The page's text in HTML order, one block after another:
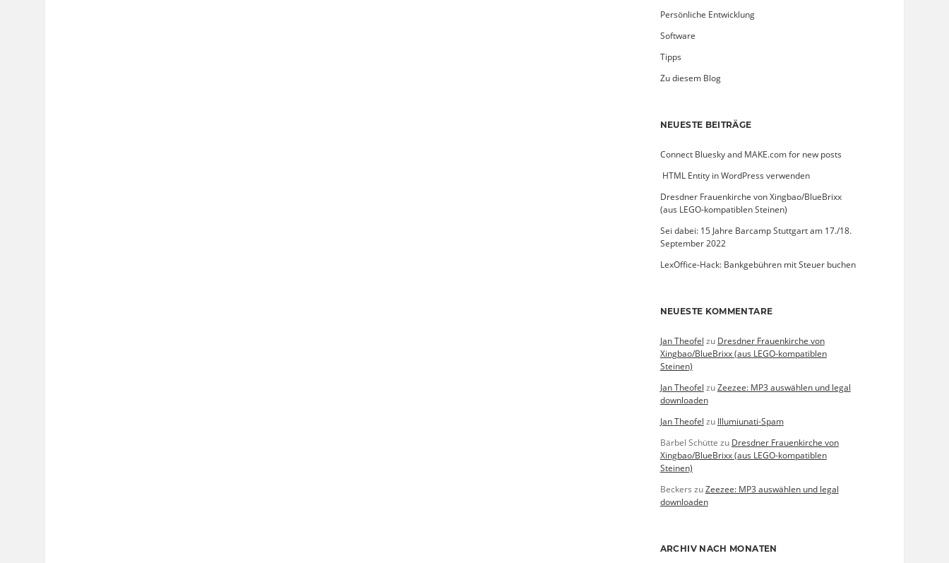
Persönliche Entwicklung
Software
Tipps
Zu diesem Blog
NEUESTE BEITRÄGE
Connect Bluesky and MAKE.com for new posts
­ HTML Entity in WordPress verwenden
Dresdner Frauenkirche von Xingbao/BlueBrixx
(aus LEGO-kompatiblen Steinen)
Sei dabei: 15 Jahre Barcamp Stuttgart am 17./18.
September 2022
LexOffice-Hack: Bankgebühren mit Steuer buchen
NEUESTE KOMMENTARE
Jan Theofel zu Dresdner Frauenkirche von
Xingbao/BlueBrixx (aus LEGO-kompatiblen
Steinen)
Jan Theofel zuZeezee: MP3 auswählen und legal
downloaden
Jan Theofel zu Illumiunati-Spam
Bärbel Schütte zu Dresdner Frauenkirche von
Xingbao/BlueBrixx (aus LEGO-kompatiblen
Steinen)
Beckers zuZeezee: MP3 auswählen und legal
downloaden
ARCHIV NACH MONATEN